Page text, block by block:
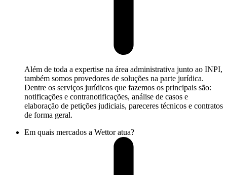
Além de toda a expertise na área administrativa junto ao INPI,
também somos provedores de soluções na parte jurídica.
Dentre os serviços jurídicos que fazemos os principais são:
notificações e contranotificações, análise de casos e
elaboração de petições judiciais, pareceres técnicos e contratos
de forma geral.
Em quais mercados a Wettor atua?